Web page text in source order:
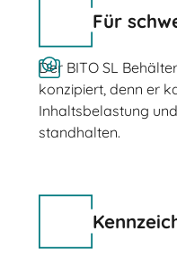
Für
Der BITO SL
konzipiert, denn er
Inhaltsbelastung
standhalten.